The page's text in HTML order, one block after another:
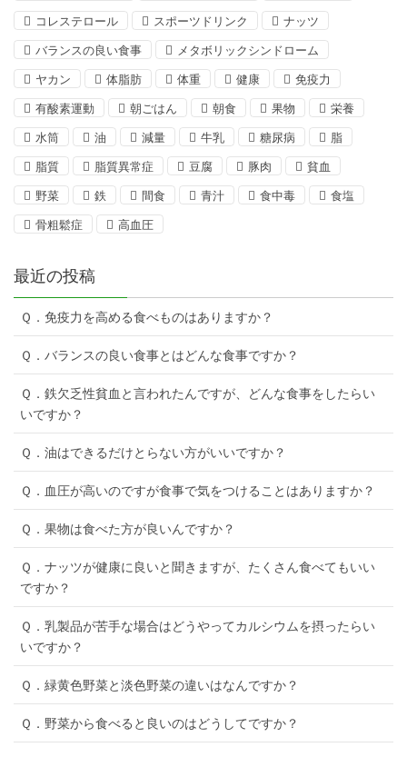
コレステロール スポーツドリンク ナッツ
バランスの良い食事 メタボリックシンドローム
ヤカン 体脂肪 体重 健康 免疫力
有酸素運動 朝ごはん 朝食 果物 栄養
水筒 油 減量 牛乳 糖尿病 脂
脂質 脂質異常症 豆腐 豚肉 貧血
野菜 鉄 間食 青汁 食中毒 食塩
骨粗鬆症 高血圧
最近の投稿
Ｑ．免疫力を高める食べものはありますか？
Ｑ．バランスの良い食事とはどんな食事ですか？
Ｑ．鉄欠乏性貧血と言われたんですが、どんな食事をしたらい
いですか？
Ｑ．油はできるだけとらない方がいいですか？
Ｑ．血圧が高いのですが食事で気をつけることはありますか？
Ｑ．果物は食べた方が良いんですか？
Ｑ．ナッツが健康に良いと聞きますが、たくさん食べてもいい
ですか？
Ｑ．乳製品が苦手な場合はどうやってカルシウムを摂ったらい
いですか？
Ｑ．緑黄色野菜と淡色野菜の違いはなんですか？
Ｑ．野菜から食べると良いのはどうしてですか？